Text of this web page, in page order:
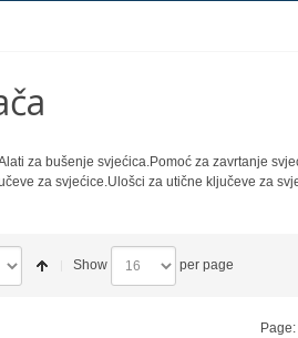
za bušenje svjećica.Pomoć za zavrtanje
za svjećice.Ulošci za utične ključeve za
Show per page
Page: